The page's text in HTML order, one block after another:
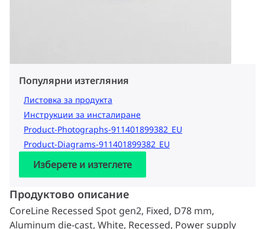
Популярни изтегляния
Листовка за продукта
Инструкции за инсталиране
Product-Photographs-911401899382_EU
Product-Diagrams-911401899382_EU
Изберете и изтеглете
Продуктово описание
CoreLine Recessed Spot gen2, Fixed, D78 mm,
Aluminum die-cast, White, Recessed, Power supply